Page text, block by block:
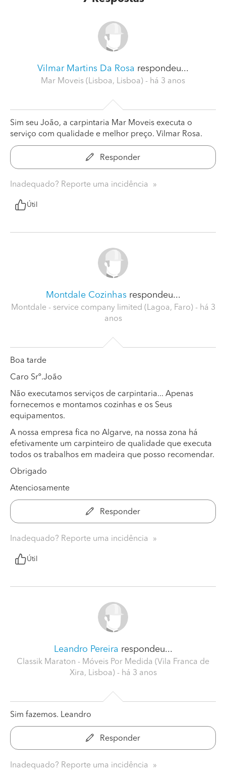
Vilmar Martins Da Rosa respondeu...
Mar Moveis (Lisboa, Lisboa) - há 3 anos
Sim seu João, a carpintaria Mar Moveis executa o
serviço com qualidade e melhor preço. Vilmar Rosa.
Responder
Inadequado? Reporte uma incidência
Útil
Montdale Cozinhasrespondeu...
Montdale - service company limited (Lagoa, Faro) - há 3
anos
Boa tarde
Caro Srº.João
Não executamos serviços de carpintaria... Apenas
fornecemos e montamos cozinhas e os Seus
equipamentos.
A nossa empresa fica no Algarve, na nossa zona há
efetivamente um carpinteiro de qualidade que executa
todos os trabalhos em madeira que posso recomendar.
Obrigado
Atenciosamente
Responder
Inadequado? Reporte uma incidência
Útil
Leandro Pereira respondeu...
Classik Maraton - Móveis Por Medida (Vila Franca de
Xira, Lisboa) - há 3 anos
Sim fazemos. Leandro
Responder
Inadequado? Reporte uma incidência